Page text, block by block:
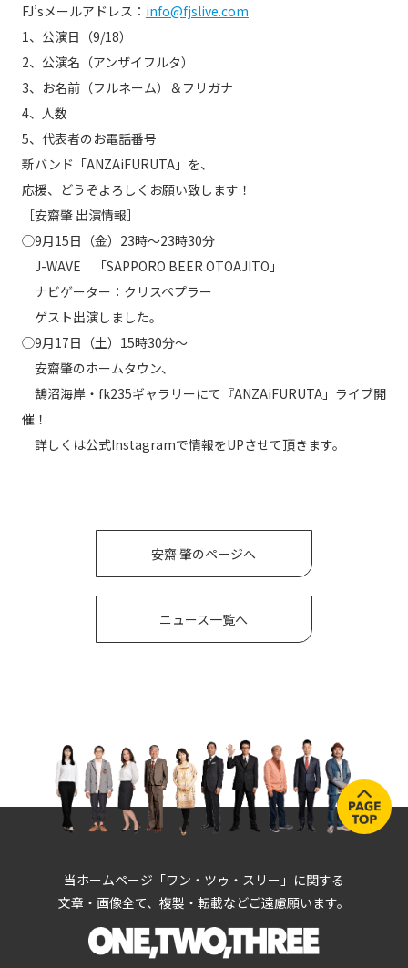
FJ’sメールアドレス： info@fjslive.com
1、公演日（9/18）
2、公演名（アンザイフルタ）
3、お名前（フルネーム）＆フリガナ
4、人数
5、代表者のお電話番号
新バンド「ANZAiFURUTA」を、
応援、どうぞよろしくお願い致します！
［安齋肇 出演情報］
◯9月15日（金）23時〜23時30分
J-WAVE 「SAPPORO BEER OTOAJITO」
ナビゲーター：クリスペプラー
ゲスト出演しました。
◯9月17日（土）15時30分〜
安齋肇のホームタウン、
鵠沼海岸・fk235ギャラリーにて『ANZAiFURUTA」ライブ開
催！
詳しくは公式Instagramで情報をUPさせて頂きます。
安齋 肇のページへ
ニュース一覧へ
当ホームページ「ワン・ツゥ・スリー」に関する
文章・画像全て、複製・転載などご遠慮願います。